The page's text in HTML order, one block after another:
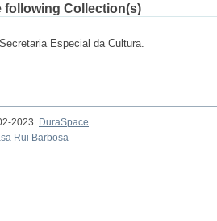
following Collection(s)
Especial da Cultura.
2023
DuraSpace
Rui Barbosa